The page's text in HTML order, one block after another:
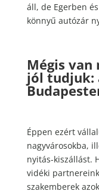
áll, de Egerben
könnyű autózár
Mégis van
jól tudjuk:
Éppen ezért
nagyvárosokba,
nyitás-kiszállást.
vidéki
szakemberek